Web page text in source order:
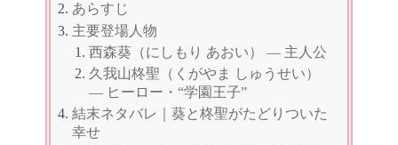
あらすじ
主要登場人物
西森葵（にしもり あおい） — 主人公
久我山柊聖（くがやま しゅうせい）
— ヒーロー・“学園王子”
結末ネタバレ｜葵と柊聖がたどりついた
幸せ